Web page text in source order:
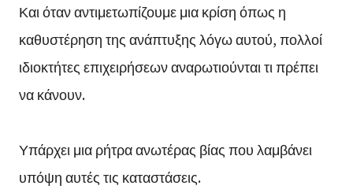
Και όταν αντιμετωπίζουμε μια κρίση όπως η
καθυστέρηση της ανάπτυξης λόγω αυτού, πολλοί
ιδιοκτήτες επιχειρήσεων αναρωτιούνται τι πρέπει
να κάνουν.
Υπάρχει μια ρήτρα ανωτέρας βίας που λαμβάνει
υπόψη αυτές τις καταστάσεις.